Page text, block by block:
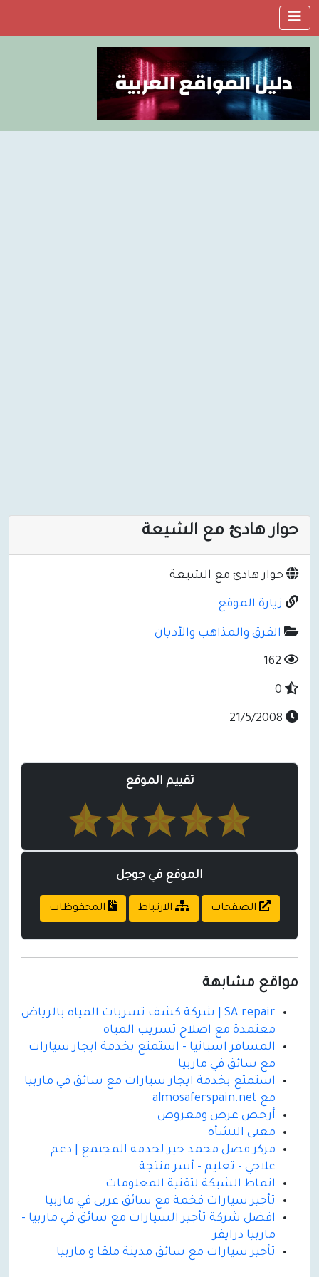
حوار هادئ مع الشيعة
حوار هادئ مع الشيعة
زيارة الموقع
الفرق والمذاهب والأديان
تقييم الموقع
الموقع في جوجل
الصفحات الارتباط المحفوظات
مواقع مشابهة
SA.repair | شركة كشف تسربات المياه بالرياض
معتمدة مع اصلاح تسريب المياه
المسافر اسبانيا - استمتع بخدمة ايجار سيارات
مع سائق في ماربيا
استمتع بخدمة ايجار سيارات مع سائق في ماربيا
مع almosaferspain.net
أرخص عرض ومعروض
معنى النشأة
مركز فضل محمد خير لخدمة المجتمع | دعم
علاجي - تعليم - أسر منتجة
انماط الشبكة لتقنية المعلومات
تأجير سيارات فخمة مع سائق عربى في ماربيا
افضل شركة تأجير السيارات مع سائق في ماربيا -
ماربيا درايفر
تأجير سيارات مع سائق مدينة ملقا و ماربيا